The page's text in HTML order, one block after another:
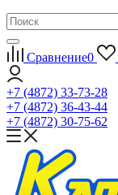
Сравнение0
+7 (4872) 33-73-28
+7 (4872) 36-43-44
+7 (4872) 30-75-62